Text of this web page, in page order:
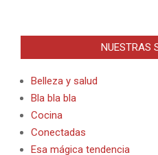
NUESTRAS
Belleza y salud
Bla bla bla
Cocina
Conectadas
Esa mágica tendencia